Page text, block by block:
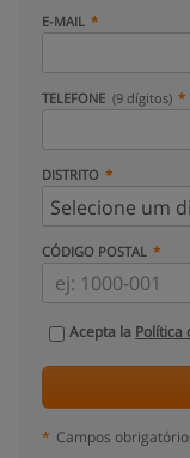
E-MAIL
TELEFONE (9 dígitos)
DISTRITO
CÓDIGO POSTAL
Acepta la Política
* Campos